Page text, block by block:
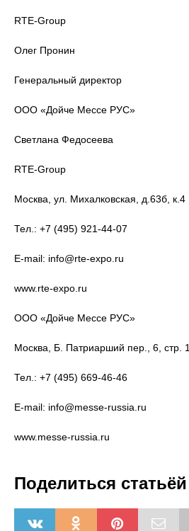
RTE-Group
Олег Пронин
Генеральный директор
ООО «Дойче Мессе РУС»
Светлана Федосеева
RTE-Group
Москва, ул. Михалковская, д.63б, к.4
Тел.: +7 (495) 921-44-07
E-mail: info@rte-expo.ru
www.rte-expo.ru
ООО «Дойче Мессе РУС»
Москва, Б. Патриарший пер., 6, стр. 1
Тел.: +7 (495) 669-46-46
E-mail: info@messe-russia.ru
www.messe-russia.ru
Поделиться статьёй